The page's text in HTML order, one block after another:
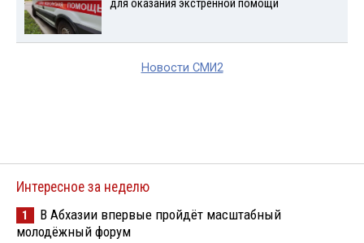
для оказания экстренной помощи
Новости СМИ2
Интересное за неделю
1
В Абхазии впервые пройдёт масштабный
молодёжный форум